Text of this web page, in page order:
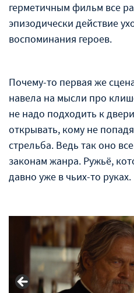
герметичным фильм все
эпизодически действие
воспоминания героев.
Почему-то первая же
навела на мысли про
не надо подходить к
открывать, кому не
стрельба. Ведь так оно
законам жанра. Ружьё,
давно уже в чьих-то руках.